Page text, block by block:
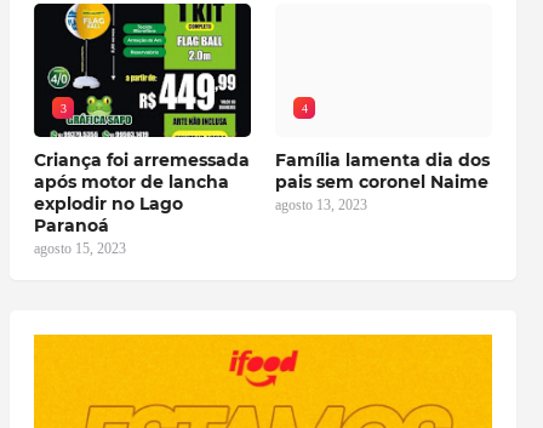
3
Criança foi arremessada
após motor de lancha
explodir no Lago
Paranoá
agosto 15, 2023
4
Família lamenta dia dos
pais sem coronel Naime
agosto 13, 2023